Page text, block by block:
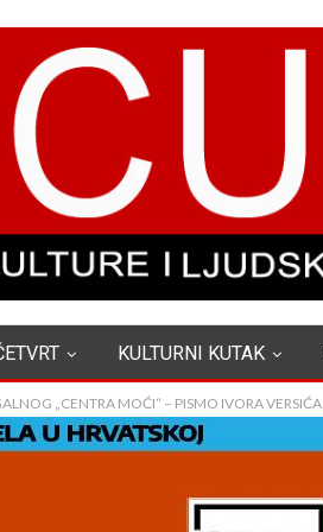
KULTURNI KUTAK
„CENTRA MOĆI“ – PISMO IVORA VERSIĆA